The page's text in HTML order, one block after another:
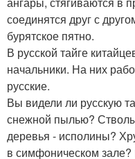
соединятся друг с
бурятское пятно.
В русской тайге
начальники. На них
русские.
Вы видели ли русскую
снежной пылью?
деревья - исполины?
в симфоническом зале?